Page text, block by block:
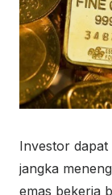
Investor dapat
jangka
emas bekerja